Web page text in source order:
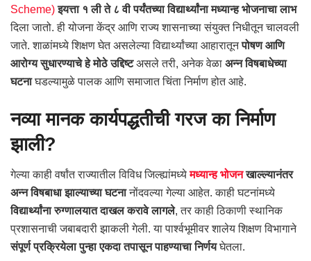
Scheme) इयत्ता १ ली ते ८ वी पर्यंतच्या विद्यार्थ्यांना मध्यान्ह भोजनाचा लाभ
दिला जातो. ही योजना केंद्र आणि राज्य शासनाच्या संयुक्त निधीतून चालवली
जाते. शाळांमध्ये शिक्षण घेत असलेल्या विद्यार्थ्यांच्या आहारातूनपोषण आणि
आरोग्य सुधारण्याचे हे मोठे उद्दिष्टअसले तरी, अनेक वेळा अन्न विषबाधेच्या
घटनाघडल्यामुळे पालक आणि समाजात चिंता निर्माण होत आहे.
नव्या मानक कार्यपद्धतीची गरज का निर्माण
झाली?
गेल्या काही वर्षांत राज्यातील विविध जिल्ह्यांमध्येमध्यान्ह भोजनखाल्ल्यानंतर
अन्न विषबाधा झाल्याच्या घटनानोंदवल्या गेल्या आहेत. काही घटनांमध्ये
विद्यार्थ्यांना रुग्णालयात दाखल करावे लागले, तर काही ठिकाणी स्थानिक
प्रशासनाची जबाबदारी झाकली गेली. या पार्श्वभूमीवर शालेय शिक्षण विभागाने
संपूर्ण प्रक्रियेला पुन्हा एकदा तपासून पाहण्याचा निर्णयघेतला.